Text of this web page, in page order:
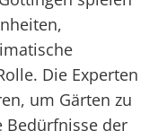
Die Experten
um Gärten zu
Bedürfnisse der